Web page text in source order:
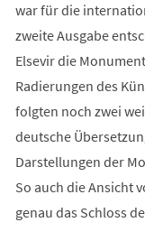
war für die
zweite Ausgabe
Elsevir die
Radierungen des
folgten noch zwei
deutsche
Darstellungen der
So auch die Ansicht
genau das Schloss